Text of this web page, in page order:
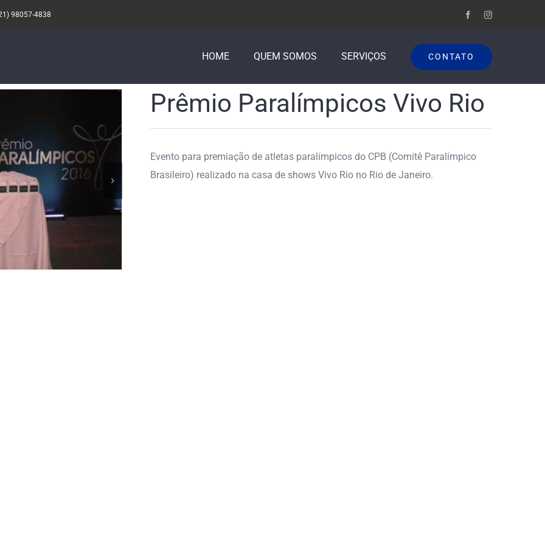
98057-4838
HOME QUEM SOMOS SERVIÇOS CONTATO
Prêmio Paralímpicos Vivo Rio
Evento para premiação de atletas paralímpicos do CPB (Comitê Paralímpico
Brasileiro) realizado na casa de shows Vivo Rio no Rio de Janeiro.